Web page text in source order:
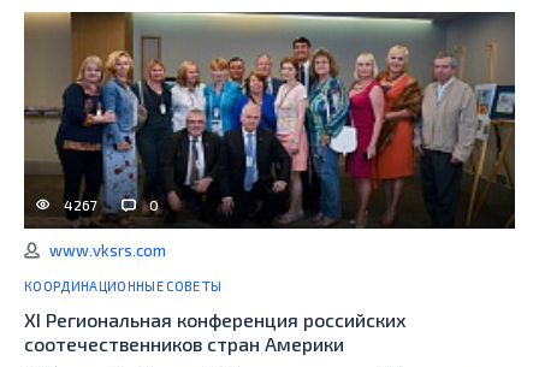
4267 0
www.vksrs.com
КООРДИНАЦИОННЫЕ СОВЕТЫ
XI Региональная конференция российских
соотечественников стран Америки